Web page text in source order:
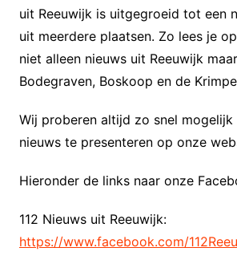
uit Reeuwijk is uitgegroeid tot een
uit meerdere plaatsen. Zo lees je
niet alleen nieuws uit Reeuwijk
Bodegraven, Boskoop en de
Wij proberen altijd zo snel mogelijk
nieuws te presenteren op onze
Hieronder de links naar onze
112 Nieuws uit Reeuwijk:
https://www.facebook.com/